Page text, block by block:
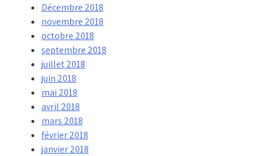
Décembre 2018
novembre 2018
octobre 2018
septembre 2018
juillet 2018
juin 2018
mai 2018
avril 2018
mars 2018
février 2018
janvier 2018